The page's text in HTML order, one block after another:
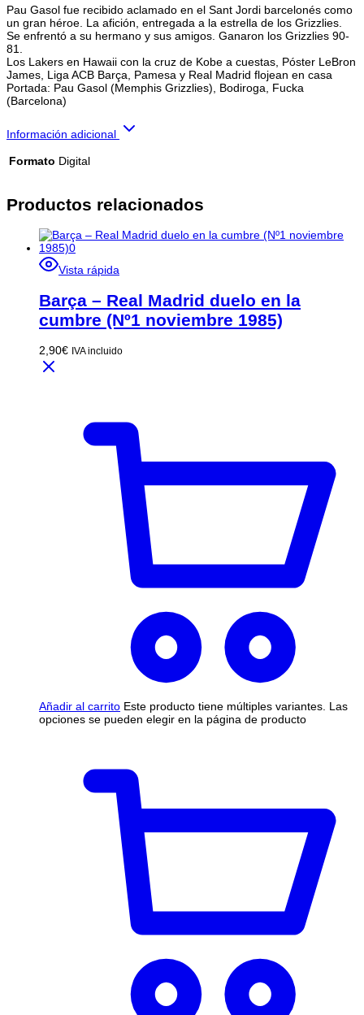
Pau Gasol fue recibido aclamado en el Sant Jordi barcelonés como
un gran héroe. La afición, entregada a la estrella de los Grizzlies.
Se enfrentó a su hermano y sus amigos. Ganaron los Grizzlies 90-
81.
Los Lakers en Hawaii con la cruz de Kobe a cuestas, Póster LeBron
James, Liga ACB Barça, Pamesa y Real Madrid flojean en casa
Portada: Pau Gasol (Memphis Grizzlies), Bodiroga, Fucka
(Barcelona)
Información adicional
Formato Digital
Productos relacionados
Vista rápida
Barça – Real Madrid duelo en la
cumbre (Nº1 noviembre 1985)
2,90€ IVA incluido
Añadir al carrito Este producto tiene múltiples variantes. Las
opciones se pueden elegir en la página de producto